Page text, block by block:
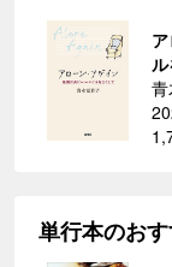
単行本のお